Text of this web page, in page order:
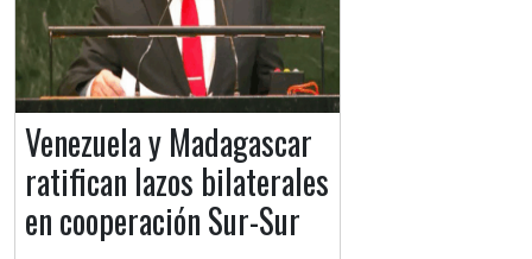
Venezuela y Madagascar
ratifican lazos bilaterales
en cooperación Sur-Sur